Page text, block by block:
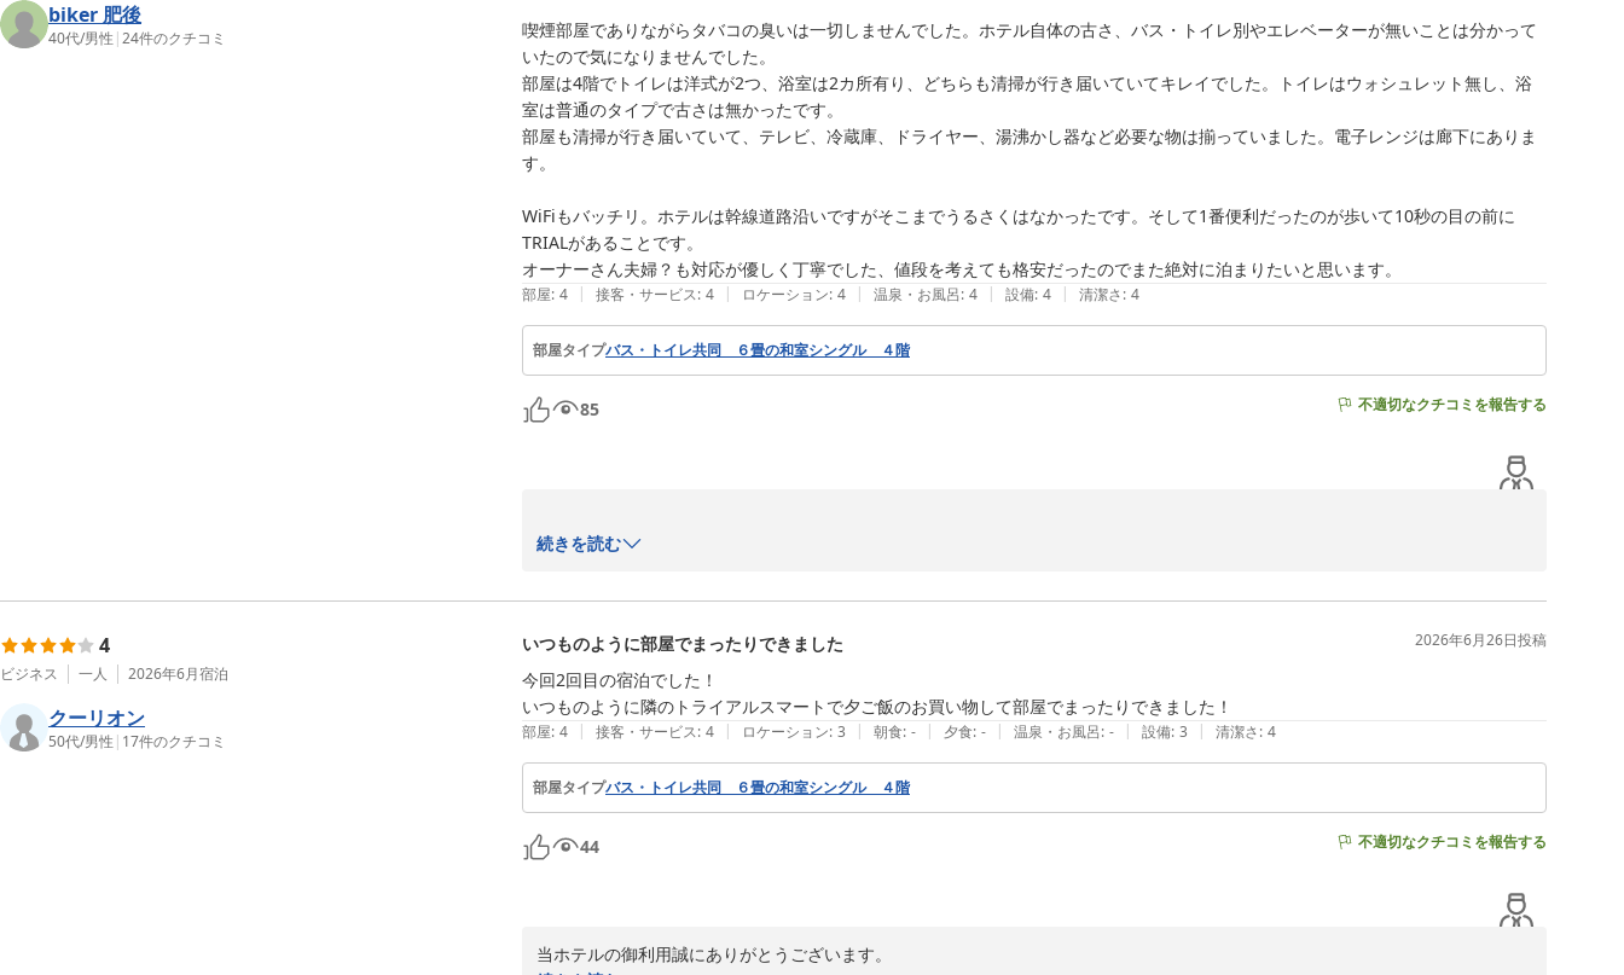
今後もお客様からいただくお声を参考に更なるおもてなしに努めて参りますのでよろしくお願いいたします。
また次回のお越しを従業員一同心から、
お待ちしております。
ご利用ならびにご投稿誠にありがとうござい
ました。
フロント係２
ビジネスホテルみやこ
2026-06-22
biker 肥後
40代/男性 |24件のクチコミ
喫煙部屋でありながらタバコの臭いは一切しませんでした。ホテル自体の古さ、バス・トイレ別やエレベーターが無いことは分かって
いたので気になりませんでした。
部屋は4階でトイレは洋式が2つ、浴室は2カ所有り、どちらも清掃が行き届いていてキレイでした。トイレはウォシュレット無し、浴
室は普通のタイプで古さは無かったです。
部屋も清掃が行き届いていて、テレビ、冷蔵庫、ドライヤー、湯沸かし器など必要な物は揃っていました。電子レンジは廊下にありま
す。
WiFiもバッチリ。ホテルは幹線道路沿いですがそこまでうるさくはなかったです。そして1番便利だったのが歩いて10秒の目の前に
TRIALがあることです。
オーナーさん夫婦？も対応が優しく丁寧でした、値段を考えても格安だったのでまた絶対に泊まりたいと思います。
部屋: 4 | 接客・サービス: 4 | ロケーション: 4 | 温泉・お風呂: 4 | 設備: 4 | 清潔さ: 4
部屋タイプバス・トイレ共同 ６畳の和室シングル ４階
85 不適切なクチコミを報告する
当ホテルの御利用誠にありがとうございます。
この度のご滞在が快適なものとなったご様子で大変嬉しく思います。
館内やお部屋の清潔さ、備品に関しましてもご満足いただけたようで何よりでございます。
このようなお声はスタッフにとって大きな喜びとなります。
「また絶対に泊まりたい」とのお言葉を励みに、これからも心地よいひとときをお届けできますよう努めてまいります。
続きを読む
4
ビジネス 一人 2026年6月宿泊
クーリオン
50代/男性 | 17件のクチコミ
いつものように部屋でまったりできました 2026年6月26日投稿
今回2回目の宿泊でした！
部屋: 4 | 接客・サービス: 4 | ロケーション: 3 | 朝食: - | 夕食: - | 温泉・お風呂: - | 設備: 3 | 清潔さ: 4
部屋タイプバス・トイレ共同 ６畳の和室シングル ４階
44 不適切なクチコミを報告する
当ホテルの御利用誠にありがとうございます。